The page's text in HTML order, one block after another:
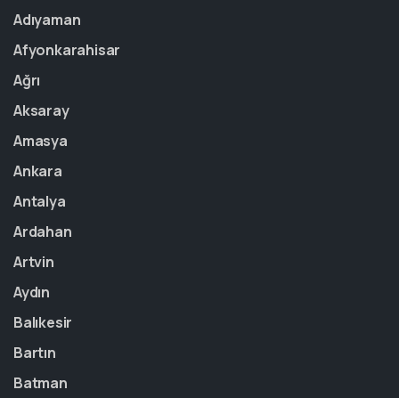
Adıyaman
Afyonkarahisar
Ağrı
Aksaray
Amasya
Ankara
Antalya
Ardahan
Artvin
Aydın
Balıkesir
Bartın
Batman